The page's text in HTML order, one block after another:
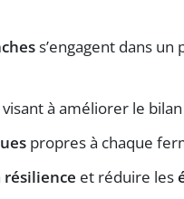
s’engagent dans un
visant à améliorer le bilan
propres à chaque
résilience et réduire les